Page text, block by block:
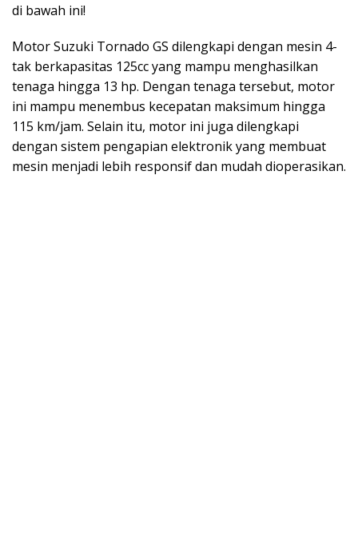
di bawah ini!
Motor Suzuki Tornado GS dilengkapi dengan mesin 4-
tak berkapasitas 125cc yang mampu menghasilkan
tenaga hingga 13 hp. Dengan tenaga tersebut, motor
ini mampu menembus kecepatan maksimum hingga
115 km/jam. Selain itu, motor ini juga dilengkapi
dengan sistem pengapian elektronik yang membuat
mesin menjadi lebih responsif dan mudah dioperasikan.